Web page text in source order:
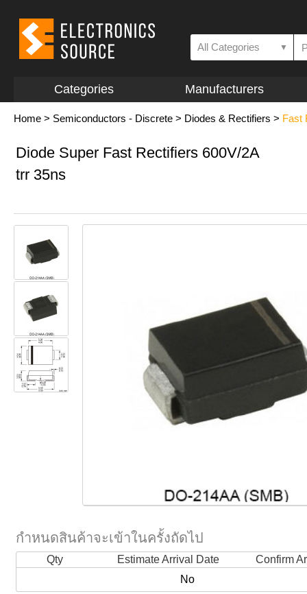
All Categories ▼
Categories Manufacturers
Home > Semiconductors - Discrete > Diodes & Rectifiers > Fast
Diode Super Fast Rectifiers 600V/2A
trr 35ns
กำหนดสินค้าจะเข้าในครั้งถัดไป
Qty Estimate Arrival Date
Confirm
No